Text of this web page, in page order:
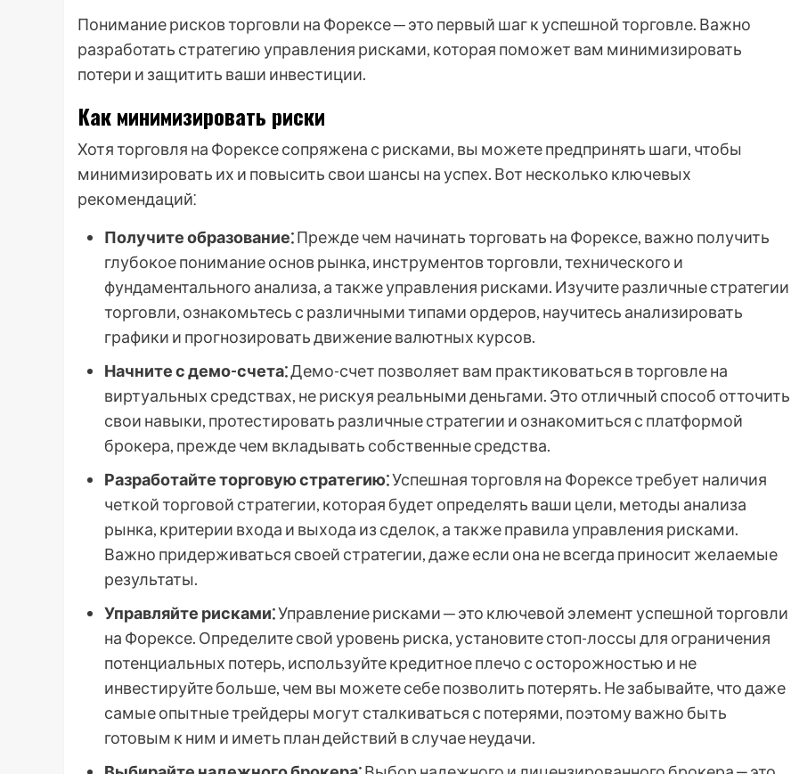
Понимание рисков торговли на Форексе ─ это первый шаг к успешной торговле. Важно
разработать стратегию управления рисками, которая поможет вам минимизировать
потери и защитить ваши инвестиции.
Как минимизировать риски
Хотя торговля на Форексе сопряжена с рисками, вы можете предпринять шаги, чтобы
минимизировать их и повысить свои шансы на успех. Вот несколько ключевых
рекомендаций⁚
Получите образование⁚Прежде чем начинать торговать на Форексе, важно получить
глубокое понимание основ рынка, инструментов торговли, технического и
фундаментального анализа, а также управления рисками. Изучите различные стратегии
торговли, ознакомьтесь с различными типами ордеров, научитесь анализировать
графики и прогнозировать движение валютных курсов.
Начните с демо-счета⁚Демо-счет позволяет вам практиковаться в торговле на
виртуальных средствах, не рискуя реальными деньгами. Это отличный способ отточить
свои навыки, протестировать различные стратегии и ознакомиться с платформой
брокера, прежде чем вкладывать собственные средства.
Разработайте торговую стратегию⁚Успешная торговля на Форексе требует наличия
четкой торговой стратегии, которая будет определять ваши цели, методы анализа
рынка, критерии входа и выхода из сделок, а также правила управления рисками.
Важно придерживаться своей стратегии, даже если она не всегда приносит желаемые
результаты.
Управляйте рисками⁚Управление рисками ─ это ключевой элемент успешной торговли
на Форексе. Определите свой уровень риска, установите стоп-лоссы для ограничения
потенциальных потерь, используйте кредитное плечо с осторожностью и не
инвестируйте больше, чем вы можете себе позволить потерять. Не забывайте, что даже
самые опытные трейдеры могут сталкиваться с потерями, поэтому важно быть
готовым к ним и иметь план действий в случае неудачи.